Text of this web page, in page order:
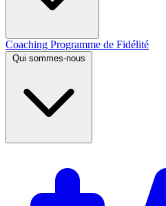
Coaching Programme de Fidélité
Qui sommes-nous